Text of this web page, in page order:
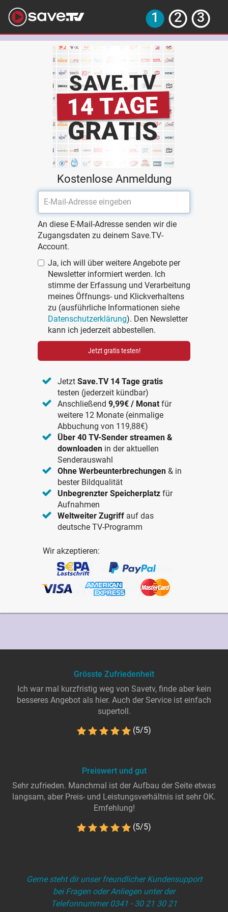
Kostenlose Anmeldung
An diese E-Mail-Adresse senden wir die
Zugangsdaten zu deinem Save.TV-
Account.
Ja, ich will über weitere Angebote per
Newsletter informiert werden. Ich
stimme der Erfassung und Verarbeitung
meines Öffnungs- und Klickverhaltens
zu (ausführliche Informationen siehe
Datenschutzerklärung). Den Newsletter
kann ich jederzeit abbestellen.
Jetzt gratis testen!
JetztSave.TV 14 Tage gratis
testen (jederzeit kündbar)
Anschließend9,99€ / Monat für
weitere 12 Monate (einmalige
Abbuchung von 119,88€)
Über 40 TV-Sender streamen &
downloaden in der aktuellen
Senderauswahl
Ohne Werbeunterbrechungen & in
bester Bildqualität
Unbegrenzter Speicherplatz für
Aufnahmen
Weltweiter Zugriff auf das
deutsche TV-Programm
Wir akzeptieren:
Grösste Zufriedenheit
Ich war mal kurzfristig weg von Savetv, finde aber kein
besseres Angebot als hier. Auch der Service ist einfach
supertoll.
(5/5)
Preiswert und gut
Sehr zufrieden. Manchmal ist der Aufbau der Seite etwas
langsam, aber Preis- und Leistungsverhältnis ist sehr OK.
Emfehlung!
(5/5)
Gerne steht dir unser freundlicher Kundensupport
bei Fragen oder Anliegen unter der
Telefonnummer 0341 - 30 21 30 21